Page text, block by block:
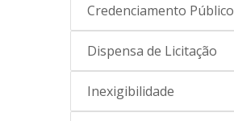
Credenciamento Público
Dispensa de Licitação
Inexigibilidade